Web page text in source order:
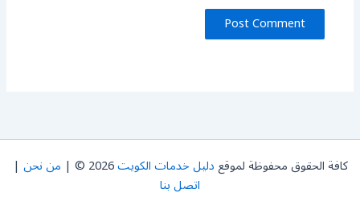
كافة الحقوق محفوظة لموقعدليل خدمات الكويت2026 © | من نحن |
اتصل بنا